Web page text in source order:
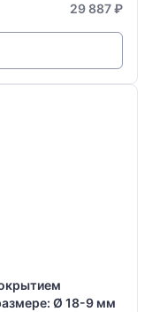
29 887 ₽
Ø 18-9 мм